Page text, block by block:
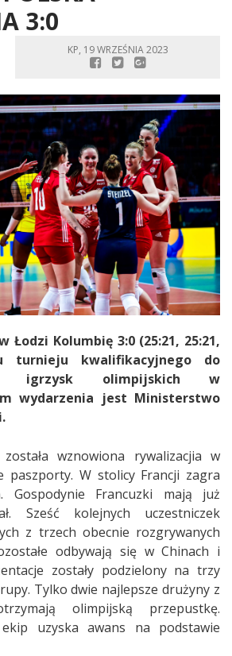
3:0
KP, 19 WRZEŚNIA 2023
Łodzi Kolumbię 3:0 (25:21, 25:21,
turnieju kwalifikacyjnego do
igrzysk olimpijskich w
wydarzenia jest Ministerstwo
wznowiona rywalizacjia w
paszporty. W stolicy Francji zagra
Gospodynie Francuzki mają już
Sześć kolejnych uczestniczek
z trzech obecnie rozgrywanych
odbywają się w Chinach i
zostały podzielony na trzy
Tylko dwie najlepsze drużyny z
olimpijską przepustkę.
ekip uzyska awans na podstawie